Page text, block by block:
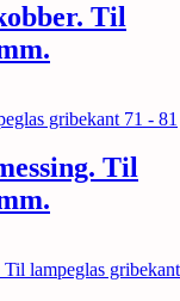
Til
Til